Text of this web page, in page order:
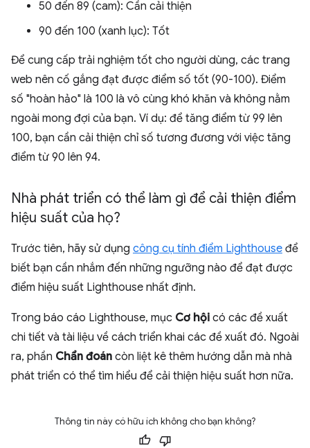
50 đến 89 (cam): Cần cải thiện
90 đến 100 (xanh lục): Tốt
Để cung cấp trải nghiệm tốt cho người dùng, các trang
web nên cố gắng đạt được điểm số tốt (90-100). Điểm
số "hoàn hảo" là 100 là vô cùng khó khăn và không nằm
ngoài mong đợi của bạn. Ví dụ: để tăng điểm từ 99 lên
100, bạn cần cải thiện chỉ số tương đương với việc tăng
điểm từ 90 lên 94.
Nhà phát triển có thể làm gì để cải thiện điểm
hiệu suất của họ?
Trước tiên, hãy sử dụng công cụ tính điểm Lighthouse để
biết bạn cần nhắm đến những ngưỡng nào để đạt được
điểm hiệu suất Lighthouse nhất định.
Trong báo cáo Lighthouse, mục Cơ hội có các đề xuất
chi tiết và tài liệu về cách triển khai các đề xuất đó. Ngoài
ra, phần Chẩn đoán còn liệt kê thêm hướng dẫn mà nhà
phát triển có thể tìm hiểu để cải thiện hiệu suất hơn nữa.
Thông tin này có hữu ích không cho bạn không?